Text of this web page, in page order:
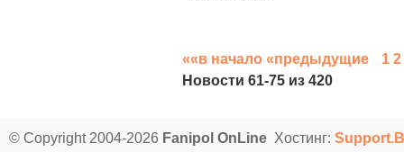
««в начало «предыдущие 1 2
Новости 61-75 из 420
© Copyright 2004-2026 Fanipol OnLine Хостинг: